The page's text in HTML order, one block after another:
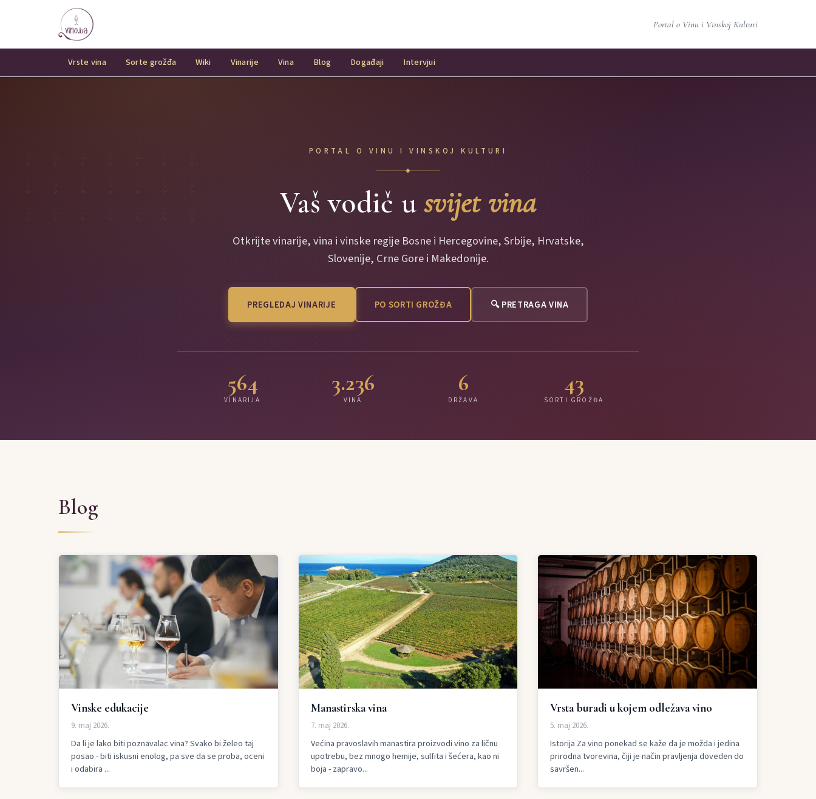
Portal o Vinu i Vinskoj Kulturi
Vrste vina Sorte grožđa Wiki Vinarije Vina Blog Događaji Intervjui
PORTAL O VINU I VINSKOJ KULTURI
◆
Vaš vodič usvijet vina
Otkrijte vinarije, vina i vinske regije Bosne i Hercegovine, Srbije, Hrvatske,
Slovenije, Crne Gore i Makedonije.
PREGLEDAJ VINARIJE PO SORTI GROŽĐA 🔍 PRETRAGA VINA
564
VINARIJA
3.236
VINA
6
DRŽAVA
43
SORTI GROŽĐA
Blog
Vinske edukacije
9. maj 2026.
Da li je lako biti poznavalac vina? Svako bi želeo taj
posao - biti iskusni enolog, pa sve da se proba, oceni
i odabira ...
Manastirska vina
7. maj 2026.
Većina pravoslavih manastira proizvodi vino za ličnu
upotrebu, bez mnogo hemije, sulfita i šećera, kao ni
boja - zapravo...
Vrsta buradi u kojem odležava vino
5. maj 2026.
Istorija Za vino ponekad se kaže da je možda i jedina
prirodna tvorevina, čiji je način pravljenja doveden do
savršen...